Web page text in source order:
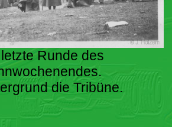
Runde des
die Tribüne.